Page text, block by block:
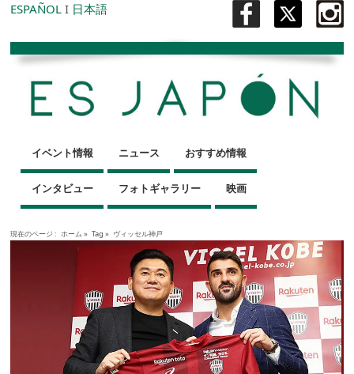
ESPAÑOL I 日本語
イベント情報 ニュース おすすめ情報
インタビュー フォトギャラリー 映画
現在のページ : ホーム » Tag » ヴィッセル神戸